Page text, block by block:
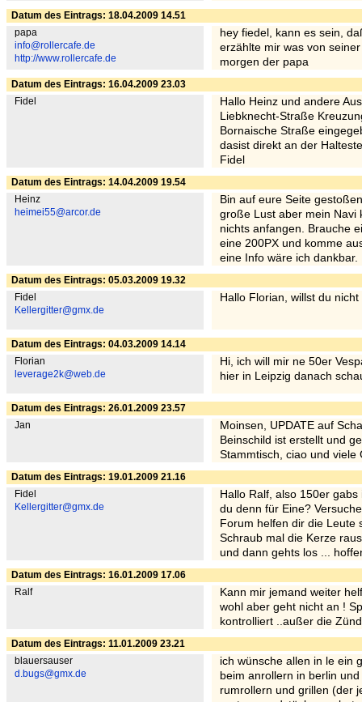
Datum des Eintrags: 18.04.2009 14.51
papa
info@rollercafe.de
http://www.rollercafe.de
hey fiedel, kann es sein,
erzählte mir was von
morgen der papa
Datum des Eintrags: 16.04.2009 23.03
Fidel
Hallo Heinz und andere
Liebknecht-Straße
Bornaische Straße
dasist direkt an der
Fidel
Datum des Eintrags: 14.04.2009 19.54
Heinz
heimei55@arcor.de
Bin auf eure Seite
große Lust aber mein Navi
nichts anfangen. Brauche
eine 200PX und komme
eine Info wäre ich dankbar.
Datum des Eintrags: 05.03.2009 19.32
Fidel
Kellergitter@gmx.de
Hallo Florian, willst du
Datum des Eintrags: 04.03.2009 14.14
Florian
leverage2k@web.de
Hi, ich will mir ne 50er
hier in Leipzig danach
Datum des Eintrags: 26.01.2009 23.57
Jan
Moinsen, UPDATE auf
Beinschild ist erstellt und
Stammtisch, ciao und
Datum des Eintrags: 19.01.2009 21.16
Fidel
Kellergitter@gmx.de
Hallo Ralf, also 150er
du denn für Eine?
Forum helfen dir die Leute
Schraub mal die Kerze
und dann gehts los ...
Datum des Eintrags: 16.01.2009 17.06
Ralf
Kann mir jemand weiter
wohl aber geht nicht an !
kontrolliert ..außer die
Datum des Eintrags: 11.01.2009 23.21
blauersauser
d.bugs@gmx.de
ich wünsche allen in le ein
beim anrollern in berlin
rumrollern und grillen (der